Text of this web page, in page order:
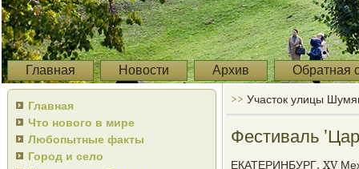
Главная Новости Архив Обратная
Главная
Что нового в мире
Любопытные факты
Город и село
>> Участок улицы
Фестиваль
ЕКАТЕРИНБУРГ. XV